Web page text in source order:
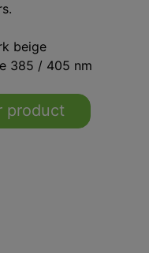
beige
385 / 405 nm
product